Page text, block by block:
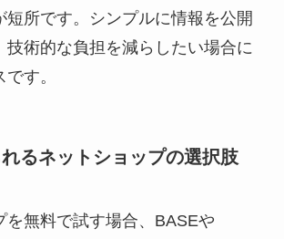
短所です。シンプルに情報を公開
技術的な負担を減らしたい場合に
す。
るネットショップの選択肢
を無料で試す場合、BASEや